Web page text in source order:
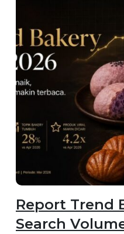
Report Trend
Search